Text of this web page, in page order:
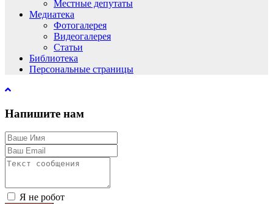
Местные депутаты
Медиатека
Фотогалерея
Видеогалерея
Статьи
Библиотека
Персональные страницы
Напишите нам
Я не робот